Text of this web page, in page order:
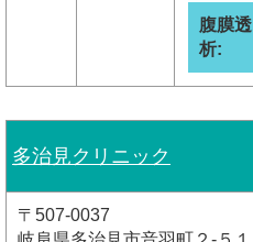
腹膜透
析:
多治見クリニック
〒507-0037